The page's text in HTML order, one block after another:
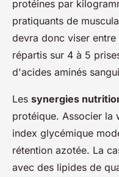
protéines par
pratiquants de
devra donc viser entre
répartis sur 4 à 5
d'acides aminés
Les synergies
protéique. Associer la
index glycémique
rétention azotée. La
avec des lipides de